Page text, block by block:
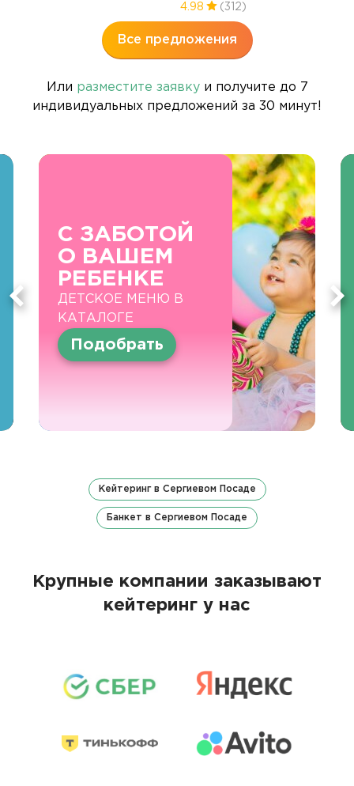
4.98 (312)
Все предложения
Или разместите заявкуи получите до 7
индивидуальных предложений за 30 минут!
С ЗАБОТОЙ
О ВАШЕМ
РЕБЕНКЕ
ДЕТСКОЕ МЕНЮ В
КАТАЛОГЕ
Подобрать
Кейтеринг в Сергиевом Посаде
Банкет в Сергиевом Посаде
Крупные компании заказывают
кейтеринг у нас